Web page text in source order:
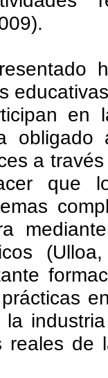
en
obligado
a
que
reales de